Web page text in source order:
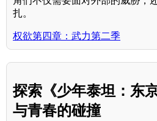
扎。
权欲第四章：武力第二季
探索《少年泰坦：东
与青春的碰撞